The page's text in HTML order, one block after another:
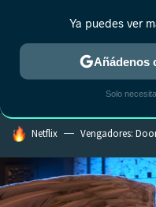
MENÚ
ESTRENOS
HOY SE HABLA DE
Netflix Vengadores:
Ya puedes ver
Añádenos
Solo